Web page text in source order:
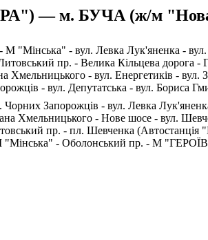
— м. БУЧА (ж/м
- вул. Левка Лук'яненка - вул.
пр. - Велика Кільцева дорога -
- вул. Енергетиків - вул.
- вул. Депутатська - вул. Бориса
Запорожців - вул. Левка
Хмельницького - Нове шосе - вул.
пр. - пл. Шевченка (Автостанція
М "Мінська" - Оболонський пр. - М